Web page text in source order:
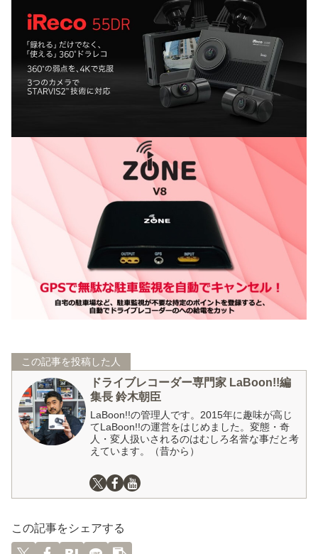
この記事を投稿した人
ドライブレコーダー専門家 LaBoon!!編
集長 鈴木朝臣
LaBoon!!の管理人です。2015年に趣味が高じ
てLaBoon!!の運営をはじめました。変態・奇
人・変人扱いされるのはむしろ名誉な事だと考
えています。（昔から）
この記事をシェアする